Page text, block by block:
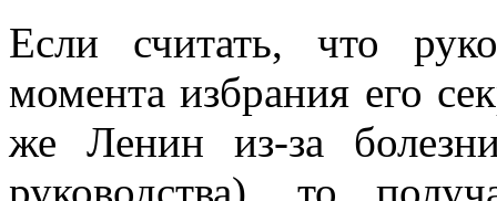
Если считать, что
момента избрания его
же Ленин из-за
руководства), то